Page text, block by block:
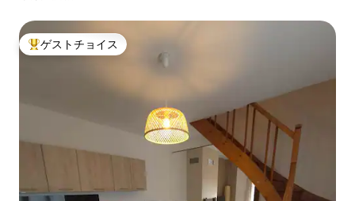
大好評のゲストチョイスです。
ゲストチョイス